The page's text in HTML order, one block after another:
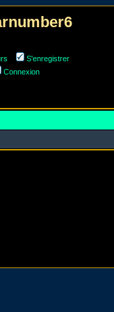
S'enregistrer
Connexion